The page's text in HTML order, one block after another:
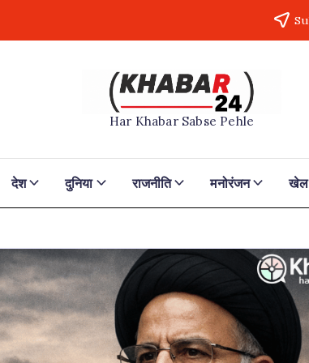
Khabar24
Har Khabar Sabse Pehle
देश दुनिया राजनीति मनोरंजन खेल